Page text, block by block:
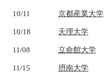
10/11 京都産業大学
10/18 天理大学
11/08 立命館大学
11/15 摂南大学